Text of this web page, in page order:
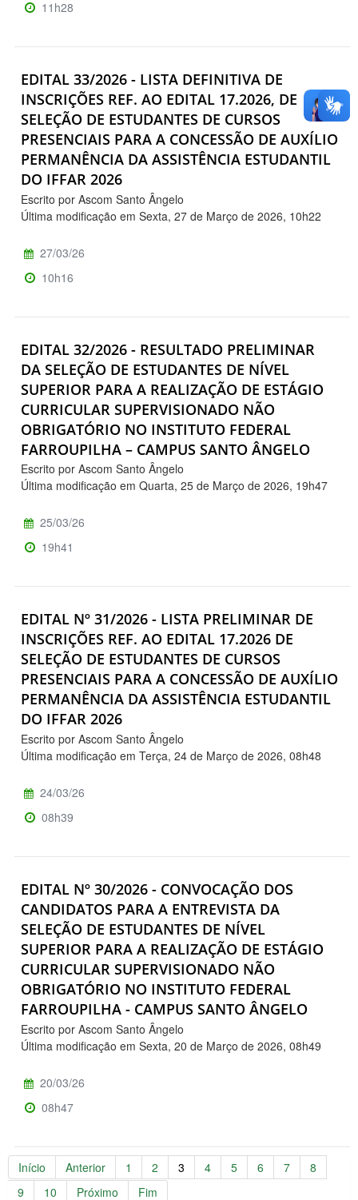
11h28
EDITAL 33/2026 - LISTA DEFINITIVA DE
INSCRIÇÕES REF. AO EDITAL 17.2026, DE
SELEÇÃO DE ESTUDANTES DE CURSOS
PRESENCIAIS PARA A CONCESSÃO DE AUXÍLIO
PERMANÊNCIA DA ASSISTÊNCIA ESTUDANTIL
DO IFFAR 2026
Escrito por Ascom Santo Ângelo
Última modificação em Sexta, 27 de Março de 2026, 10h22
27/03/26
10h16
EDITAL 32/2026 - RESULTADO PRELIMINAR
DA SELEÇÃO DE ESTUDANTES DE NÍVEL
SUPERIOR PARA A REALIZAÇÃO DE ESTÁGIO
CURRICULAR SUPERVISIONADO NÃO
OBRIGATÓRIO NO INSTITUTO FEDERAL
FARROUPILHA – CAMPUS SANTO ÂNGELO
Escrito por Ascom Santo Ângelo
Última modificação em Quarta, 25 de Março de 2026, 19h47
25/03/26
19h41
EDITAL Nº 31/2026 - LISTA PRELIMINAR DE
INSCRIÇÕES REF. AO EDITAL 17.2026 DE
SELEÇÃO DE ESTUDANTES DE CURSOS
PRESENCIAIS PARA A CONCESSÃO DE AUXÍLIO
PERMANÊNCIA DA ASSISTÊNCIA ESTUDANTIL
DO IFFAR 2026
Escrito por Ascom Santo Ângelo
Última modificação em Terça, 24 de Março de 2026, 08h48
24/03/26
08h39
EDITAL Nº 30/2026 - CONVOCAÇÃO DOS
CANDIDATOS PARA A ENTREVISTA DA
SELEÇÃO DE ESTUDANTES DE NÍVEL
SUPERIOR PARA A REALIZAÇÃO DE ESTÁGIO
CURRICULAR SUPERVISIONADO NÃO
OBRIGATÓRIO NO INSTITUTO FEDERAL
FARROUPILHA - CAMPUS SANTO ÂNGELO
Escrito por Ascom Santo Ângelo
Última modificação em Sexta, 20 de Março de 2026, 08h49
20/03/26
08h47
Início Anterior 1 2 3 4 5 6 7
8
9
10 Próximo
Fim